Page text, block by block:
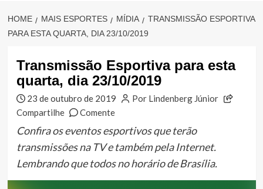
HOME MAIS ESPORTES MÍDIA
TRANSMISSÃO ESPORTIVA
PARA ESTA QUARTA, DIA 23/10/2019
Transmissão Esportiva para esta
quarta, dia 23/10/2019
23 de outubro de 2019
Por Lindenberg Júnior
Compartilhe
Comente
Confira os eventos esportivos que terão
transmissões na TV e também pela Internet.
Lembrando que todos no horário de Brasília.